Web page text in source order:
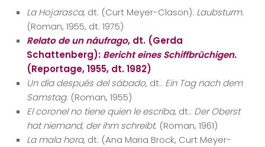
La Hojarasca, dt. (Curt Meyer-Clason): Laubsturm.
(Roman, 1955, dt. 1975)
Relato de un náufrago, dt. (Gerda
Schattenberg): Bericht eines Schiffbrüchigen.
(Reportage, 1955, dt. 1982)
Un día después del sábado, dt.: Ein Tag nach dem
Samstag. (Roman, 1955)
El coronel no tiene quien le escriba, dt.: Der Oberst
hat niemand, der ihm schreibt. (Roman, 1961)
La mala hora, dt. (Ana Maria Brock, Curt Meyer-